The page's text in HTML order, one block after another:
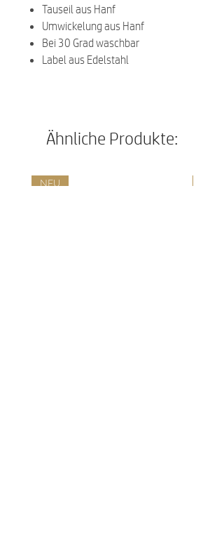
Tauseil aus Hanf
Umwickelung aus Hanf
Bei 30 Grad waschbar
Label aus Edelstahl
Ähnliche Produkte:
NEU